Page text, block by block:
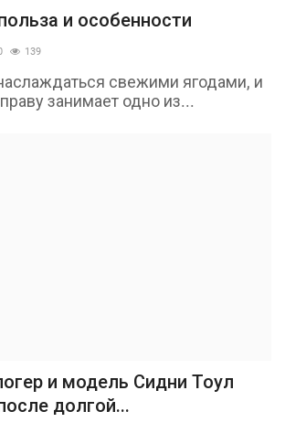
и особенности
139
свежими ягодами, и
занимает одно из...
и модель Сидни Тоул
долгой...